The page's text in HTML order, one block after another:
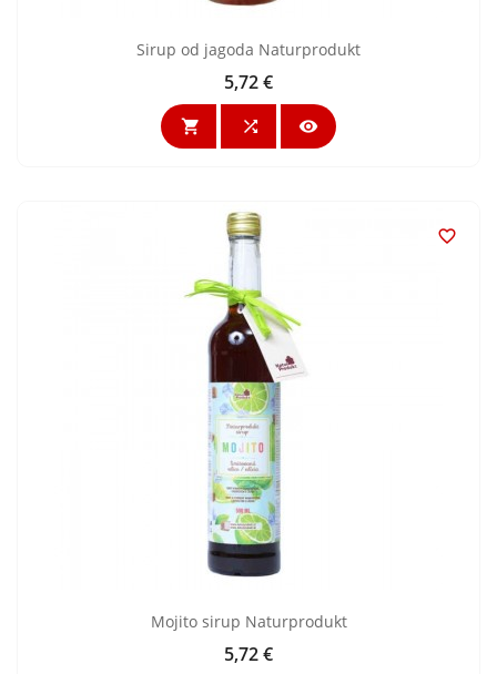
Sirup od jagoda Naturprodukt
Cijena
5,72 €
  

Mojito sirup Naturprodukt
Cijena
5,72 €